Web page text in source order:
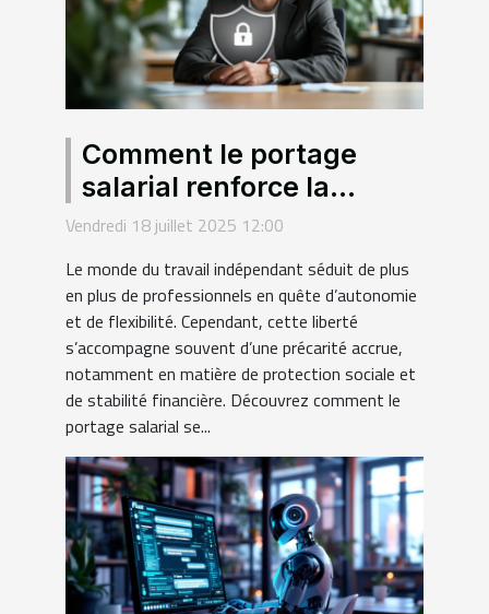
Comment le portage
salarial renforce la
sécurité des freelances ?
Vendredi 18 juillet 2025 12:00
Le monde du travail indépendant séduit de plus
en plus de professionnels en quête d’autonomie
et de flexibilité. Cependant, cette liberté
s’accompagne souvent d’une précarité accrue,
notamment en matière de protection sociale et
de stabilité financière. Découvrez comment le
portage salarial se...